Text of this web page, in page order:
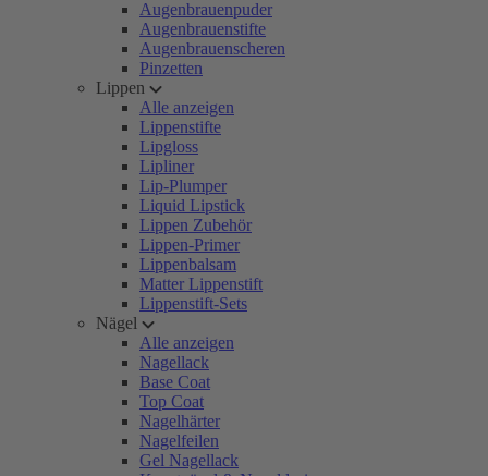
Augenbrauenpuder
Augenbrauenstifte
Augenbrauenscheren
Pinzetten
Lippen
Alle anzeigen
Lippenstifte
Lipgloss
Lipliner
Lip-Plumper
Liquid Lipstick
Lippen Zubehör
Lippen-Primer
Lippenbalsam
Matter Lippenstift
Lippenstift-Sets
Nägel
Alle anzeigen
Nagellack
Base Coat
Top Coat
Nagelhärter
Nagelfeilen
Gel Nagellack